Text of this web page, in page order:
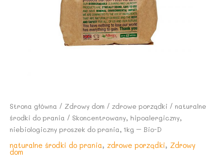
Strona główna / Zdrowy dom / zdrowe porządki / naturalne
środki do prania / Skoncentrowany, hipoalergiczny,
niebiologiczny proszek do prania, 1kg – Bio-D
naturalne środki do prania, zdrowe porządki, Zdrowy
dom